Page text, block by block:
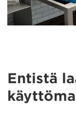
Entistä